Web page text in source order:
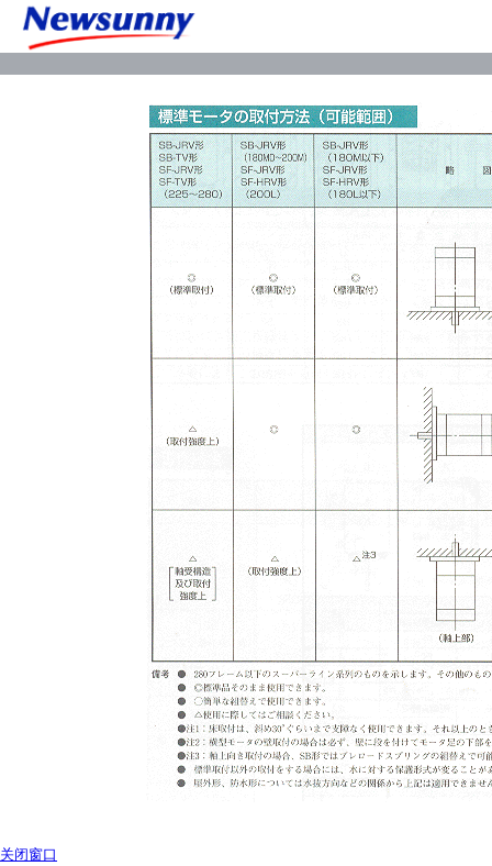
关闭窗口